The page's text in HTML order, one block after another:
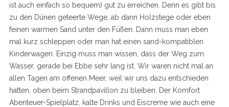
ist auch einfach so bequem) gut zu erreichen. Denn es gibt bis
zu den Dünen geteerte Wege, ab dann Holzstege oder eben
feinen warmen Sand unter den Füßen. Dann muss man eben
mal kurz schleppen oder man hat einen sand-kompatiblen
Kinderwagen. Einzig muss man wissen, dass der Weg zum
Wasser, gerade bei Ebbe sehr lang ist. Wir waren nicht mal an
allen Tagen am offenen Meer, weil wir uns dazu entschieden
hatten, oben beim Strandpavillon zu bleiben. Der Komfort
Abenteuer-Spielplatz, kalte Drinks und Eiscreme wie auch eine